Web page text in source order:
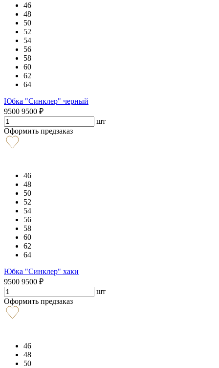
46
48
50
52
54
56
58
60
62
64
Юбка "Синклер" черный
9500 9500 ₽
шт
Оформить предзаказ
46
48
50
52
54
56
58
60
62
64
Юбка "Синклер" хаки
9500 9500 ₽
шт
Оформить предзаказ
46
48
50